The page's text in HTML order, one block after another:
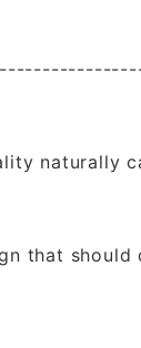
naturally
that should